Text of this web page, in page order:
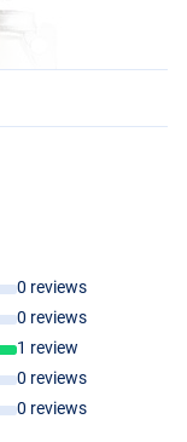
0 reviews
0 reviews
1 review
0 reviews
0 reviews